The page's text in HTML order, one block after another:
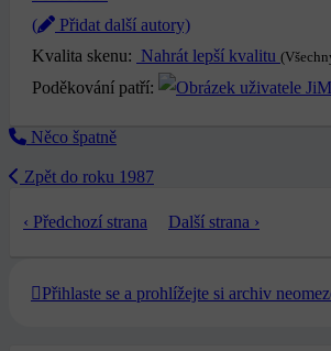
(
Přidat další autory)
Kvalita skenu: Nahrát lepší kvalitu
Poděkování patří:
Něco špatně
Zpět do roku 1987
‹ Předchozí strana Další strana ›
Přihlaste se a prohlížejte si archiv